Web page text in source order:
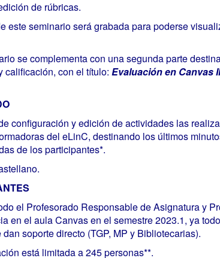
de rúbricas.
este seminario será grabada para poderse
se complementa con una segunda parte
calificación, con el título: Evaluación en Canvas
configuración y edición de actividades las
del eLinC, destinando los últimos
de los participantes*.
el Profesorado Responsable de Asignatura y
en el aula Canvas en el semestre 2023.1, ya
soporte directo (TGP, MP y Bibliotecarias).
está limitada a 245 personas**.